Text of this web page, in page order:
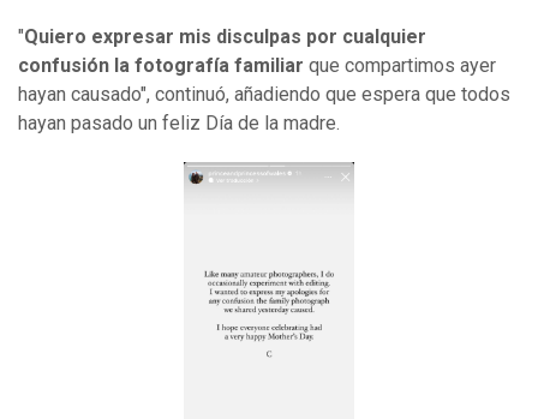
"Quiero expresar mis disculpas por cualquier
confusión la fotografía familiar que compartimos ayer
hayan causado", continuó, añadiendo que espera que todos
hayan pasado un feliz Día de la madre.